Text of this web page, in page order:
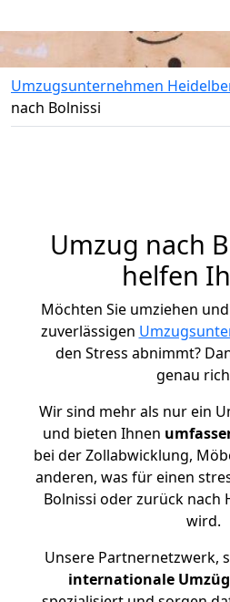
Umzugsunternehmen
nach Bolnissi
Umzug nach
helfen
Möchten Sie umziehen
zuverlässigen
den Stress abnimmt?
genau
Wir sind mehr als nur ein
und bieten Ihnen
bei der Zollabwicklung,
anderen, was für einen
Bolnissi oder zurück nach
wird.
Unsere Partnernetzwerk,
internationale